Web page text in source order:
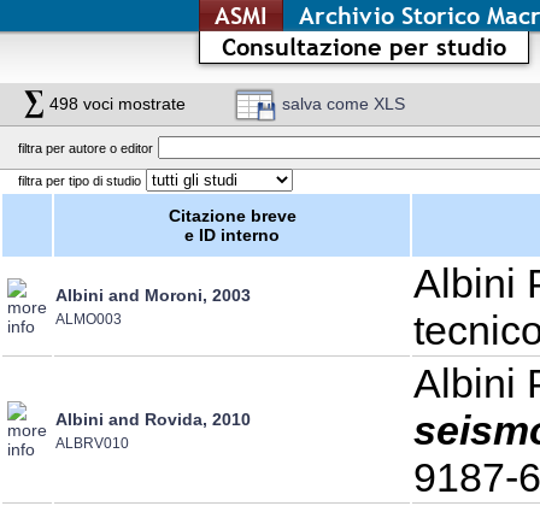
ASMI
Archivio Storico
Consultazione per studio
498 voci mostrate salva come XLS
filtra per autore o editor
filtra per tipo di studio
Citazione breve
e ID interno
Albini and Moroni, 2003
ALMO003
Albini
Albini and Rovida, 2010
ALBRV010
Albini
9187-6